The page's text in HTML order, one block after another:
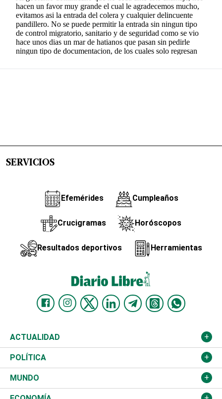
SERVICIOS
Efemérides Cumpleaños
Crucigramas Horóscopos
Resultados deportivos Herramientas
ACTUALIDAD
Nacional
Ciudad
Educación
POLÍTICA
Partidos
MUNDO